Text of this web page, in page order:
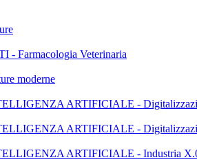
Farmacologia Veterinaria
moderne
ARTIFICIALE -
ARTIFICIALE -
ARTIFICIALE - Industria